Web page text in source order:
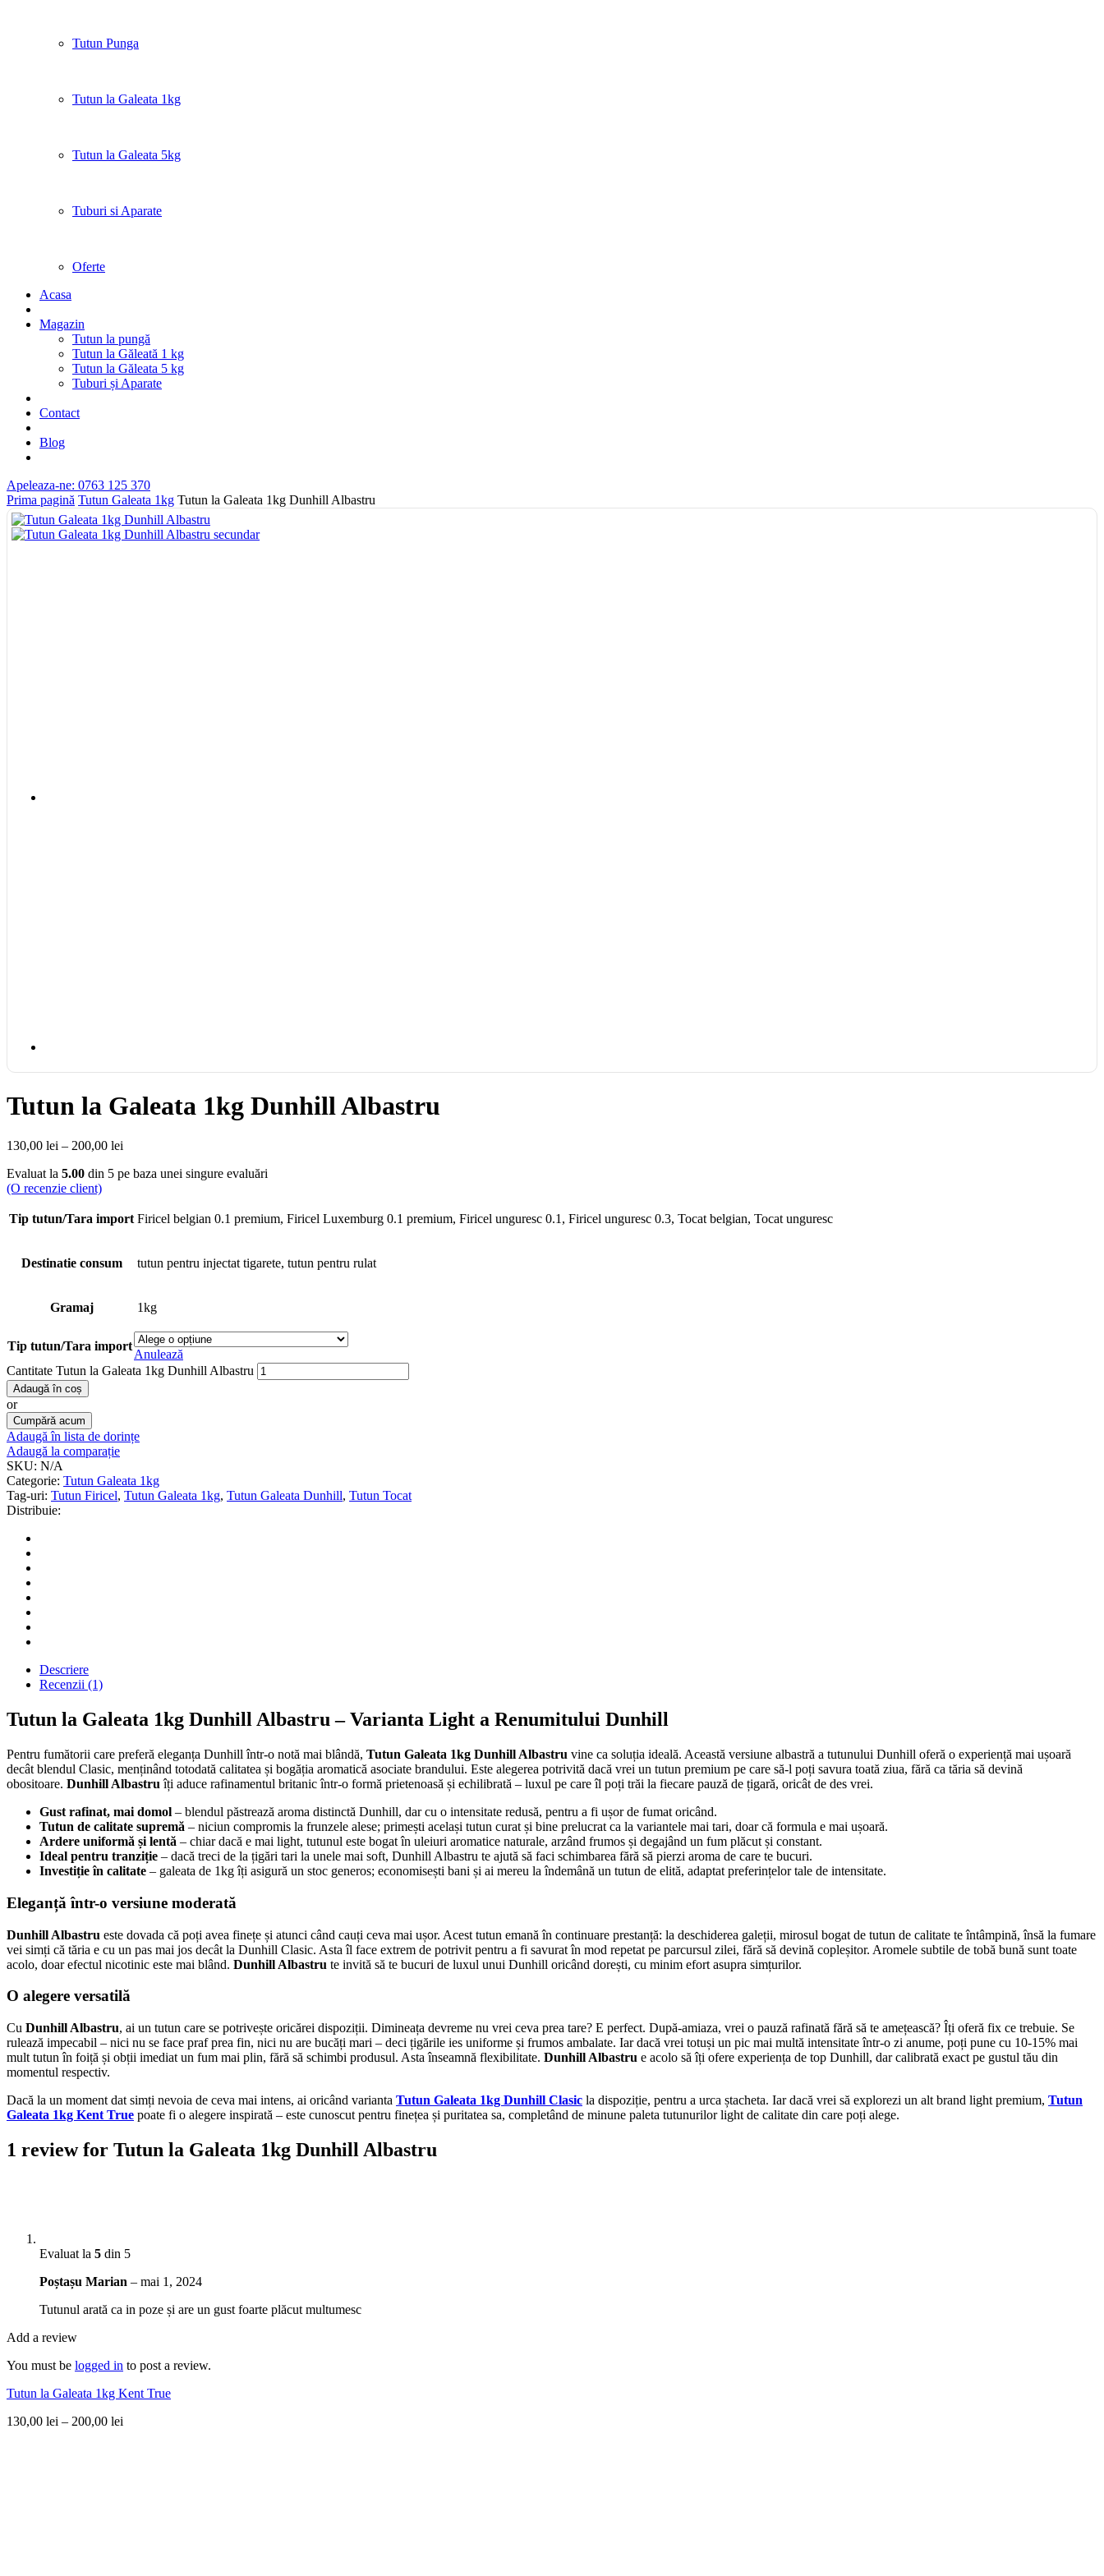
Tutun Punga
Tutun la Galeata 1kg
Tutun la Galeata 5kg
Tuburi si Aparate
Oferte
Acasa
Magazin
Tutun la pungă
Tutun la Găleată 1 kg
Tutun la Găleata 5 kg
Tuburi și Aparate
Contact
Blog
Apeleaza-ne: 0763 125 370
Prima pagină Tutun Galeata 1kg Tutun la Galeata 1kg Dunhill Albastru
Tutun la Galeata 1kg Dunhill Albastru
130,00 lei – 200,00 lei
Evaluat la 5.00 din 5 pe baza unei singure evaluări
(O recenzie client)
Tip tutun/Tara import Firicel belgian 0.1 premium, Firicel Luxemburg 0.1 premium, Firicel unguresc 0.1, Firicel unguresc 0.3, Tocat belgian, Tocat unguresc
Destinatie consum tutun pentru injectat tigarete, tutun pentru rulat
Gramaj 1kg
Tip tutun/Tara import
Anulează
Cantitate Tutun la Galeata 1kg Dunhill Albastru
Adaugă în coș
or
Cumpără acum
Adaugă în lista de dorințe
Adaugă la comparație
SKU: N/A
Categorie: Tutun Galeata 1kg
Tag-uri: Tutun Firicel, Tutun Galeata 1kg, Tutun Galeata Dunhill, Tutun Tocat
Distribuie:
Descriere
Recenzii (1)
Tutun la Galeata 1kg Dunhill Albastru – Varianta Light a Renumitului Dunhill
Pentru fumătorii care preferă eleganța Dunhill într-o notă mai blândă, Tutun Galeata 1kg Dunhill Albastru vine ca soluția ideală. Această versiune albastră a tutunului Dunhill oferă o experiență mai ușoară
decât blendul Clasic, menținând totodată calitatea și bogăția aromatică asociate brandului. Este alegerea potrivită dacă vrei un tutun premium pe care să-l poți savura toată ziua, fără ca tăria să devină
obositoare. Dunhill Albastru îți aduce rafinamentul britanic într-o formă prietenoasă și echilibrată – luxul pe care îl poți trăi la fiecare pauză de țigară, oricât de des vrei.
Gust rafinat, mai domol – blendul păstrează aroma distinctă Dunhill, dar cu o intensitate redusă, pentru a fi ușor de fumat oricând.
Tutun de calitate supremă – niciun compromis la frunzele alese; primești același tutun curat și bine prelucrat ca la variantele mai tari, doar că formula e mai ușoară.
Ardere uniformă și lentă – chiar dacă e mai light, tutunul este bogat în uleiuri aromatice naturale, arzând frumos și degajând un fum plăcut și constant.
Ideal pentru tranziție – dacă treci de la țigări tari la unele mai soft, Dunhill Albastru te ajută să faci schimbarea fără să pierzi aroma de care te bucuri.
Investiție în calitate – galeata de 1kg îți asigură un stoc generos; economisești bani și ai mereu la îndemână un tutun de elită, adaptat preferințelor tale de intensitate.
Eleganță într-o versiune moderată
Dunhill Albastru este dovada că poți avea finețe și atunci când cauți ceva mai ușor. Acest tutun emană în continuare prestanță: la deschiderea galeții, mirosul bogat de tutun de calitate te întâmpină, însă la fumare
vei simți că tăria e cu un pas mai jos decât la Dunhill Clasic. Asta îl face extrem de potrivit pentru a fi savurat în mod repetat pe parcursul zilei, fără să devină copleșitor. Aromele subtile de tobă bună sunt toate
acolo, doar efectul nicotinic este mai blând. Dunhill Albastru te invită să te bucuri de luxul unui Dunhill oricând dorești, cu minim efort asupra simțurilor.
O alegere versatilă
Cu Dunhill Albastru, ai un tutun care se potrivește oricărei dispoziții. Dimineața devreme nu vrei ceva prea tare? E perfect. După-amiaza, vrei o pauză rafinată fără să te amețească? Îți oferă fix ce trebuie. Se
rulează impecabil – nici nu se face praf prea fin, nici nu are bucăți mari – deci țigările ies uniforme și frumos ambalate. Iar dacă vrei totuși un pic mai multă intensitate într-o zi anume, poți pune cu 10-15% mai
mult tutun în foiță și obții imediat un fum mai plin, fără să schimbi produsul. Asta înseamnă flexibilitate. Dunhill Albastru e acolo să îți ofere experiența de top Dunhill, dar calibrată exact pe gustul tău din
momentul respectiv.
Dacă la un moment dat simți nevoia de ceva mai intens, ai oricând varianta Tutun Galeata 1kg Dunhill Clasic la dispoziție, pentru a urca ștacheta. Iar dacă vrei să explorezi un alt brand light premium, Tutun
Galeata 1kg Kent True poate fi o alegere inspirată – este cunoscut pentru finețea și puritatea sa, completând de minune paleta tutunurilor light de calitate din care poți alege.
1 review for Tutun la Galeata 1kg Dunhill Albastru
Evaluat la 5 din 5
Poștașu Marian – mai 1, 2024
Tutunul arată ca in poze și are un gust foarte plăcut multumesc
Add a review
You must be logged in to post a review.
Tutun la Galeata 1kg Kent True
130,00 lei – 200,00 lei